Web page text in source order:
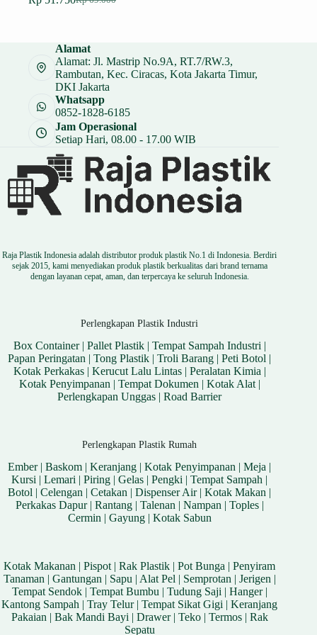
Harga
Rp 69.000.
Harga
adalah:
Rp 51.750.
Alamat
Alamat: Jl. Mastrip No.9A, RT.7/RW.3,
Rambutan, Kec. Ciracas, Kota Jakarta Timur,
DKI Jakarta
Whatsapp
0852-1828-6185
Jam Operasional
Setiap Hari, 08.00 - 17.00 WIB
Raja Plastik Indonesia adalah distributor produk plastik No.1 di Indonesia. Berdiri
sejak 2015, kami menyediakan produk plastik berkualitas dari brand ternama
dengan layanan cepat, aman, dan terpercaya ke seluruh Indonesia.
Perlengkapan Plastik Industri
Box Container| Pallet Plastik| Tempat Sampah Industri |
Papan Peringatan |Tong Plastik |Troli Barang |Peti Botol |
Kotak Perkakas| Kerucut Lalu Lintas| Peralatan Kimia |
Kotak Penyimpanan | Tempat Dokumen | Kotak Alat|
Perlengkapan Unggas |Road Barrier
Perlengkapan Plastik Rumah
Ember|Baskom |Keranjang |Kotak Penyimpanan |Meja |
Kursi |Lemari |Piring |Gelas |Pengki |Tempat Sampah |
Botol |Celengan |Cetakan |Dispenser Air|Kotak Makan |
Perkakas Dapur| Rantang| Talenan | Nampan | Toples|
Cermin | Gayung| Kotak Sabun
Kotak Makanan |Pispot |Rak Plastik |Pot Bunga |Penyiram
Tanaman | Gantungan | Sapu | Alat Pel | Semprotan | Jerigen |
Tempat Sendok| Tempat Bumbu | Tudung Saji | Hanger|
Kantong Sampah |Tray Telur|Tempat Sikat Gigi |Keranjang
Pakaian | Bak Mandi Bayi | Drawer| Teko| Termos| Rak
Sepatu